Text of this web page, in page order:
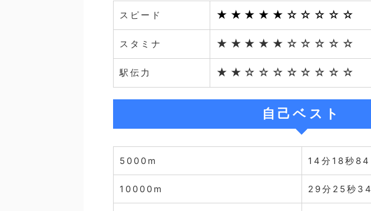
スピード ★★★★★☆☆☆☆☆
スタミナ ★★★★★☆☆☆☆☆
駅伝力 ★★☆☆☆☆☆☆☆☆
自己ベスト
5000m 14分18秒84
10000m 29分25秒34